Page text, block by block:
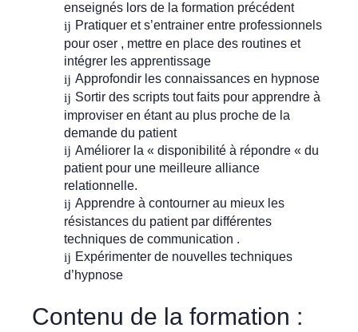
enseignés lors de la formation précédent
Pratiquer et s’entrainer entre professionnels
pour oser , mettre en place des routines et
intégrer les apprentissage
Approfondir les connaissances en hypnose
Sortir des scripts tout faits pour apprendre à
improviser en étant au plus proche de la
demande du patient
Améliorer la « disponibilité à répondre « du
patient pour une meilleure alliance
relationnelle.
Apprendre à contourner au mieux les
résistances du patient par différentes
techniques de communication .
Expérimenter de nouvelles techniques
d’hypnose
Contenu de la formation :